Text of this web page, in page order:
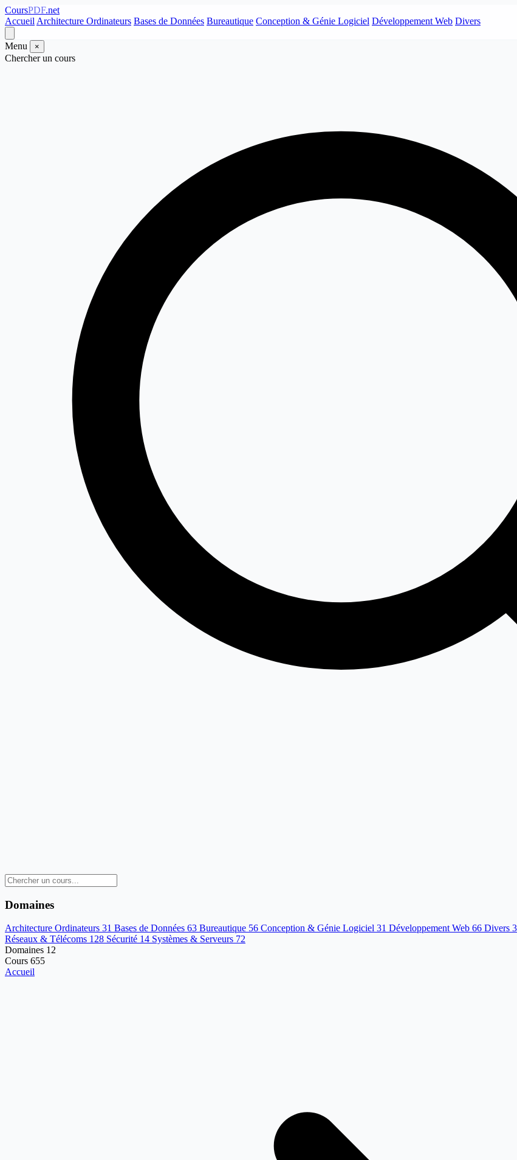
CoursPDF.net
Accueil Architecture Ordinateurs Bases de Données Bureautique Conception & Génie Logiciel Développement Web Divers
Menu ×
Chercher un cours
Domaines
Architecture Ordinateurs 31 Bases de Données 63 Bureautique 56 Conception & Génie Logiciel 31 Développement Web 66 Divers
Réseaux & Télécoms 128 Sécurité 14 Systèmes & Serveurs 72
Domaines 12
Cours 655
Accueil